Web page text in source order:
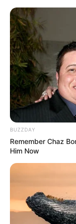
Reiseführer
Tickets und
Puzzle
Auf dieser Seite
Amazonals
Kartenmaterial für
Deutschland
BUZZDAY
Remember Chaz
Him Now